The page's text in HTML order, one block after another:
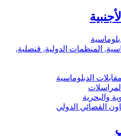
المنظمات الدولية, قنصلية,
الدبلوماسية
والبحرية
القضائي الدولي